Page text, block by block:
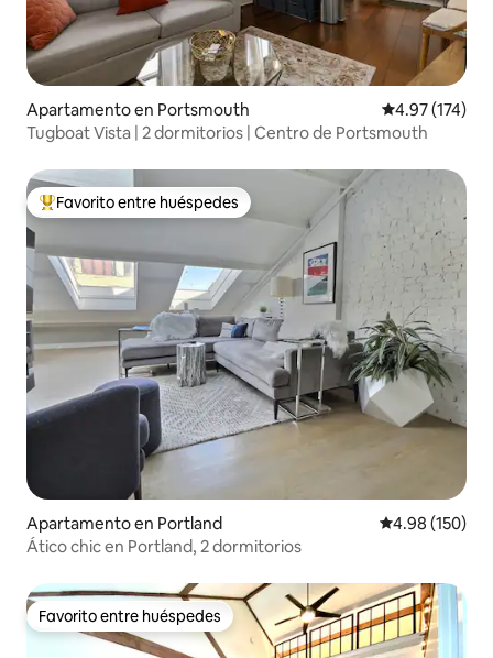
Apartamento en Portsmouth Calificación
4.97 (174)
Tugboat Vista | 2 dormitorios | Centro de Portsmouth
Favorito entre huéspedes preferido
Favorito entre huéspedes
Apartamento en Portland Calificación
4.98 (150)
Ático chic en Portland, 2 dormitorios
Favorito entre huéspedes
Favorito entre huéspedes